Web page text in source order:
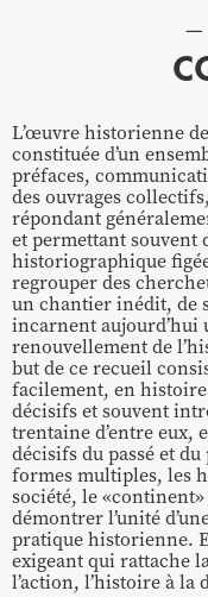
L’œuvre historienne
constituée d’un
préfaces,
des ouvrages
répondant
et permettant souvent
historiographique
regrouper des
un chantier inédit, de
incarnent aujourd’hui
renouvellement de
but de ce recueil
facilement, en
décisifs et souvent
trentaine d’entre eux,
décisifs du passé et
formes multiples, les
société, le «continent»
démontrer l’unité
pratique historienne.
exigeant qui rattache
l’action, l’histoire à